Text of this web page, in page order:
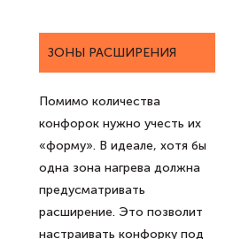
ЗОНЫ РАСШИРЕНИЯ
Помимо количества
конфорок нужно учесть их
«форму». В идеале, хотя бы
одна зона нагрева должна
предусматривать
расширение. Это позволит
настраивать конфорку под